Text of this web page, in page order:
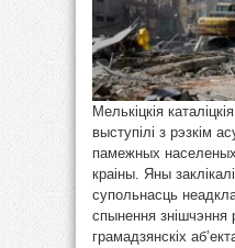
Мелькіцкія
выступілі з рэзкім
памежных
краіны. Яны
супольнасць
спынення знішчэння
грамадзянскіх